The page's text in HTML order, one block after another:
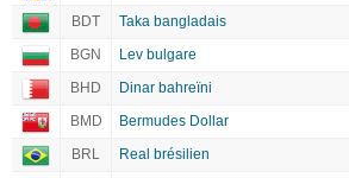
BDT
Taka bangladais
BGN
Lev bulgare
BHD
Dinar bahreïni
BMD
Bermudes Dollar
BRL
Real brésilien